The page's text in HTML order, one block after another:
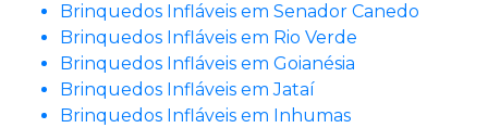
Brinquedos Infláveis em Senador Canedo
Brinquedos Infláveis em Rio Verde
Brinquedos Infláveis em Goianésia
Brinquedos Infláveis em Jataí
Brinquedos Infláveis em Inhumas